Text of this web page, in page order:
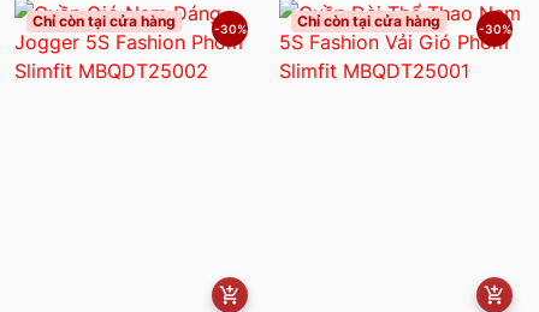
Chỉ còn tại cửa hàng -30% Chỉ còn tại cửa hàng -30%